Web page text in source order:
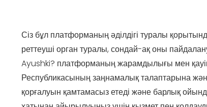
Сіз бұл платформаның әділдігі туралы
реттеуші орган туралы, сондай-ақ оны
Ayushki? платформаның жарамдылығы мен
Республикасының заңнамалық талаптарына және
қорғалуын қамтамасыз етеді және барлық